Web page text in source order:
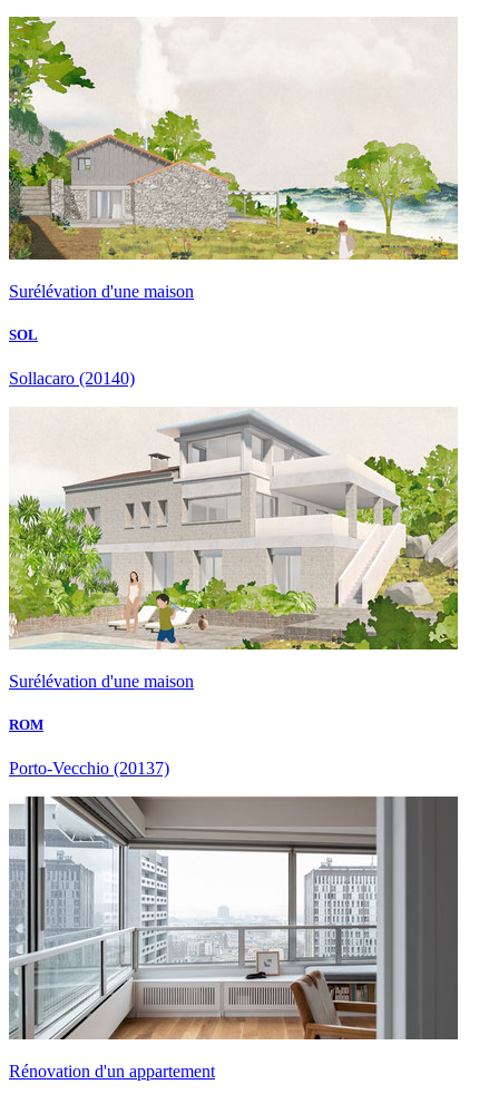
Surélévation d'une maison
SOL
Sollacaro (20140)
Surélévation d'une maison
ROM
Porto-Vecchio (20137)
Rénovation d'un appartement